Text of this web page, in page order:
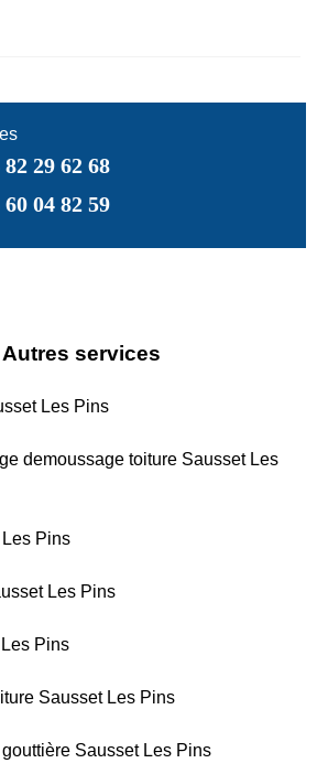
82 29 62 68
60 04 82 59
Autres services
Les Pins
demoussage toiture Sausset Les
Pins
Les Pins
Pins
Sausset Les Pins
Sausset Les Pins